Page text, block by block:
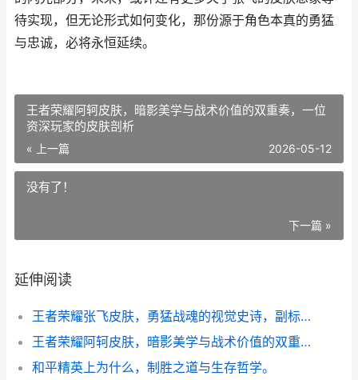
待实现，但无论形式如何变化，那份源于角色本真的勇猛
与忠诚，必将永恒延续。
王者荣耀阿轲皮肤，暗影美学与战术价值的双重奏，一位
资深玩家的皮肤剖析
« 上一篇 2026-05-12
没有了！
下一篇 »
延伸阅读
王者荣耀张飞皮肤，勇猛战魂的视觉史诗，副标题，虎啸风生的峡谷守护者
王者荣耀阿轲皮肤，暗影美学与战术价值的双重奏，一位资深玩家的皮肤剖析
和平精英上为什么，制胜之道与生存哲学。